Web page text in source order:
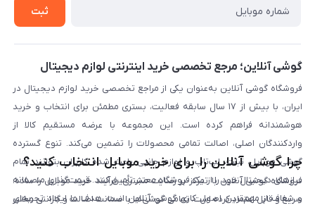
روش بازگردانی کالا
ثبت
گوشی آنلاین؛ مرجع تخصصی خرید اینترنتی لوازم دیجیتال
فروشگاه گوشی آنلاین به‌عنوان یکی از مراجع تخصصی خرید لوازم دیجیتال در
ایران، با بیش از ۱۷ سال سابقه فعالیت، بستری مطمئن برای انتخاب و خرید
هوشمندانه فراهم کرده است. این مجموعه با عرضه مستقیم کالا از
واردکنندگان اصلی، اصالت تمامی محصولات را تضمین می‌کند. تنوع گسترده
گوشی موبایل، تبلت، لپ‌تاپ و لوازم جانبی باعث شده کاربران بتوانند تمام
نیازهای دیجیتال خود را از یک فروشگاه معتبر تأمین کنند. قیمت‌گذاری منصفانه
و شفاف از مهم‌ترین اصول کاری گوشی آنلاین است. هدف ما ایجاد تجربه‌ای
چرا گوشی آنلاین را برای خرید موبایل انتخاب کنید؟
فروشگاه گوشی آنلاین با تمرکز بر رضایت مشتری، فرآیند خرید موبایل را ساده،
سریع و قابل اعتماد کرده است. تمامی گوشی‌ها با ضمانت اصالت و گارانتی معتبر